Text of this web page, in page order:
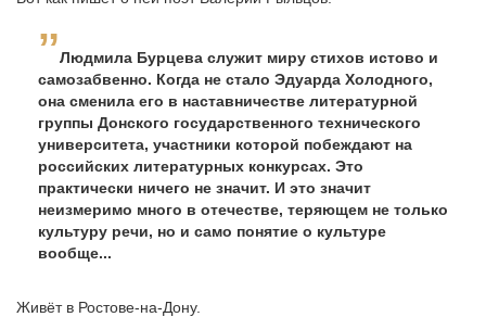
Людмила Бурцева служит миру стихов истово и
самозабвенно. Когда не стало Эдуарда Холодного,
она сменила его в наставничестве литературной
группы Донского государственного технического
университета, участники которой побеждают на
российских литературных конкурсах. Это
практически ничего не значит. И это значит
неизмеримо много в отечестве, теряющем не только
культуру речи, но и само понятие о культуре
вообще...
Живёт в Ростове-на-Дону.